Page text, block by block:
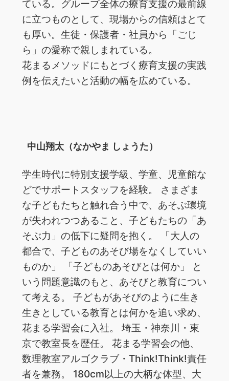
ている。グループ全体の療育支援の最前線
に立つものとして、現場からの信頼はとて
も厚い。生徒・保護者・社員から「ごじ
ら」の愛称で親しまれている。
花まるメソッドにもとづく療育支援の実践
例を伝えたいと活動の幅を広めている。
中山翔太（なかやま しょうた）
学生時代に特別支援学級、学童、児童館な
どでサポートスタッフを経験。 さまざま
な子どもたちと触れ合う中で、あそぶ環境
が失われつつあること、子どもたちの「あ
そぶ力」の低下に疑問を抱く。 「大人の
都合で、子どものあそび場をなくしていい
ものか」 「子どものあそびとは何か」 と
いう問題意識のもと、あそびと教育につい
て考える。 子どもがあそびのように生き
生きとしている教育とは何かを追い求め、
花まる学習会に入社。 埼玉・神奈川・東
京で教室長を歴任。 花まる学習会の他、
数理教室アルゴクラブ・Think!Think!責任
者を兼務。 180cm以上の大柄な体型、大